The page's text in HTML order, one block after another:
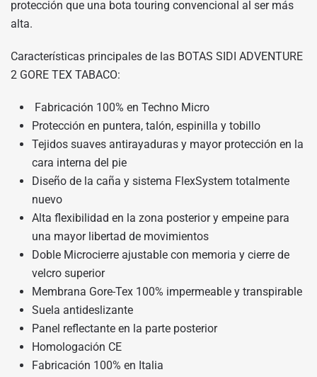
protección que una bota touring convencional al ser más
alta.
Características principales de las BOTAS SIDI ADVENTURE
2 GORE TEX TABACO:
Fabricación 100% en Techno Micro
Protección en puntera, talón, espinilla y tobillo
Tejidos suaves antirayaduras y mayor protección en la
cara interna del pie
Diseño de la caña y sistema FlexSystem totalmente
nuevo
Alta flexibilidad en la zona posterior y empeine para
una mayor libertad de movimientos
Doble Microcierre ajustable con memoria y cierre de
velcro superior
Membrana Gore-Tex 100% impermeable y transpirable
Suela antideslizante
Panel reflectante en la parte posterior
Homologación CE
Fabricación 100% en Italia